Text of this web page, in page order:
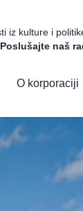
iz kulture i
Poslušajte naš
O korporaciji